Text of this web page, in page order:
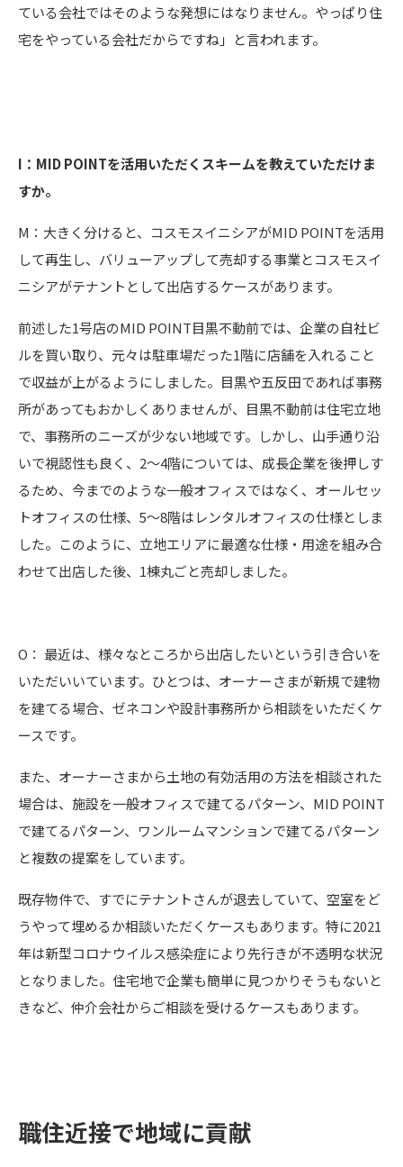
ている会社ではそのような発想にはなりません。やっぱり住
宅をやっている会社だからですね」と言われます。
I：MID POINTを活用いただくスキームを教えていただけま
すか。
M：大きく分けると、コスモスイニシアがMID POINTを活用
して再生し、バリューアップして売却する事業とコスモスイ
ニシアがテナントとして出店するケースがあります。
前述した1号店のMID POINT目黒不動前では、企業の自社ビ
ルを買い取り、元々は駐車場だった1階に店舗を入れること
で収益が上がるようにしました。目黒や五反田であれば事務
所があってもおかしくありませんが、目黒不動前は住宅立地
で、事務所のニーズが少ない地域です。しかし、山手通り沿
いで視認性も良く、2〜4階については、成長企業を後押しす
るため、今までのような一般オフィスではなく、オールセッ
トオフィスの仕様、5〜8階はレンタルオフィスの仕様としま
した。このように、立地エリアに最適な仕様・用途を組み合
わせて出店した後、1棟丸ごと売却しました。
O： 最近は、様々なところから出店したいという引き合いを
いただいいています。ひとつは、オーナーさまが新規で建物
を建てる場合、ゼネコンや設計事務所から相談をいただくケ
ースです。
また、オーナーさまから土地の有効活用の方法を相談された
場合は、施設を一般オフィスで建てるパターン、MID POINT
で建てるパターン、ワンルームマンションで建てるパターン
と複数の提案をしています。
既存物件で、すでにテナントさんが退去していて、空室をど
うやって埋めるか相談いただくケースもあります。特に2021
年は新型コロナウイルス感染症により先行きが不透明な状況
となりました。住宅地で企業も簡単に見つかりそうもないと
きなど、仲介会社からご相談を受けるケースもあります。
職住近接で地域に貢献